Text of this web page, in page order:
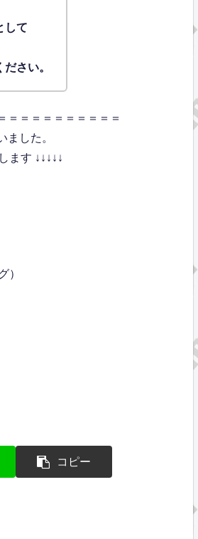
して
さい。
＝＝＝＝＝＝＝＝＝＝
した。
ます ↓↓↓↓↓
）
コピー